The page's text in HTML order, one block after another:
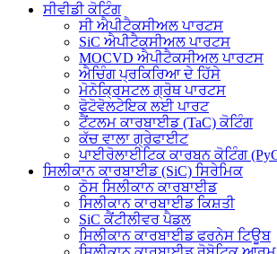
ਸੀਵੀਡੀ ਕੋਟਿੰਗ
ਸੀ ਐਪੀਟੈਕਸੀਅਲ ਪਾਰਟਸ
SiC ਐਪੀਟੈਕਸੀਅਲ ਪਾਰਟਸ
MOCVD ਐਪੀਟੈਕਸੀਅਲ ਪਾਰਟਸ
ਐਚਿੰਗ ਪ੍ਰਕਿਰਿਆ ਦੇ ਹਿੱਸੇ
ਮੋਨੋਕ੍ਰਿਸਟਲ ਗ੍ਰੋਥ ਪਾਰਟਸ
ਫੋਟੋਵੋਲਟੇਇਕ ਲਈ ਪਾਰਟ
ਟੈਂਟਲਮ ਕਾਰਬਾਈਡ (TaC) ਕੋਟਿੰਗ
ਕੱਚ ਵਾਲਾ ਗ੍ਰੇਫਾਈਟ
ਪਾਈਰੋਲਾਈਟਿਕ ਕਾਰਬਨ ਕੋਟਿੰਗ
ਸਿਲੀਕਾਨ ਕਾਰਬਾਈਡ (SiC) ਸਿਰੇਮਿਕ
ਠੋਸ ਸਿਲੀਕਾਨ ਕਾਰਬਾਈਡ
ਸਿਲੀਕਾਨ ਕਾਰਬਾਈਡ ਕਿਸ਼ਤੀ
SiC ਕੈਂਟੀਲੀਵਰ ਪੈਡਲ
ਸਿਲੀਕਾਨ ਕਾਰਬਾਈਡ ਫਰਨੇਸ ਟਿਊਬ